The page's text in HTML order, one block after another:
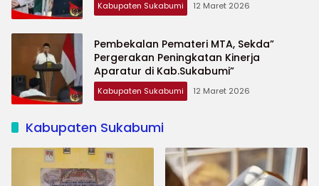
Kabupaten Sukabumi 12 Maret 2026
Pembekalan Pemateri MTA, Sekda”
Pergerakan Peningkatan Kinerja
Aparatur di Kab.Sukabumi”
Kabupaten Sukabumi 12 Maret 2026
Kabupaten Sukabumi